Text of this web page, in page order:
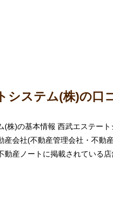
システム(株)の口
(株)の基本情報 西武エステー
産会社(不動産管理会社・不動
動産ノートに掲載されている